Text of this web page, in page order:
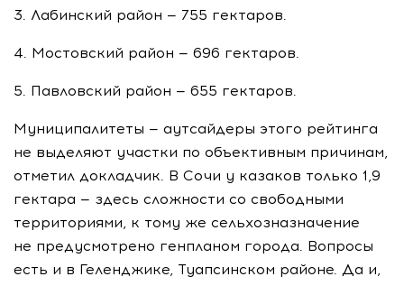
3. Лабинский район — 755 гектаров.
4. Мостовский район — 696 гектаров.
5. Павловский район — 655 гектаров.
Муниципалитеты — аутсайдеры этого рейтинга
не выделяют участки по объективным причинам,
отметил докладчик. В Сочи у казаков только 1,9
гектара — здесь сложности со свободными
территориями, к тому же сельхозназначение
не предусмотрено генпланом города. Вопросы
есть и в Геленджике, Туапсинском районе. Да и,